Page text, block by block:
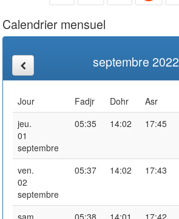
Calendrier mensuel
septembre 2022
Jour Fadjr Dohr Asr
jeu.
01
septembre
05:35 14:02 17:45
ven.
02
septembre
05:37 14:02 17:43
sam.
05:38 14:01 17:42